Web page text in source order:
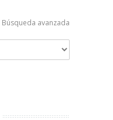
Búsqueda avanzada